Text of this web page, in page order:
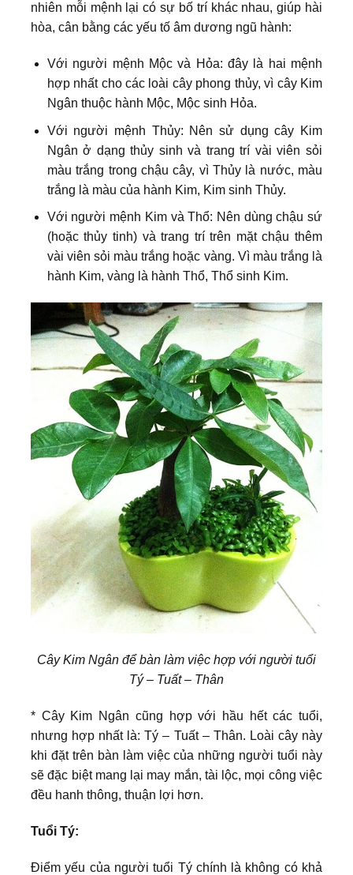
nhiên mỗi mệnh lại có sự bố trí khác nhau, giúp hài
hòa, cân bằng các yếu tố âm dương ngũ hành:
Với người mệnh Mộc và Hỏa: đây là hai mệnh
hợp nhất cho các loài cây phong thủy, vì cây Kim
Ngân thuộc hành Mộc, Mộc sinh Hỏa.
Với người mệnh Thủy: Nên sử dụng cây Kim
Ngân ở dạng thủy sinh và trang trí vài viên sỏi
màu trắng trong chậu cây, vì Thủy là nước, màu
trắng là màu của hành Kim, Kim sinh Thủy.
Với người mệnh Kim và Thổ: Nên dùng chậu sứ
(hoặc thủy tinh) và trang trí trên mặt chậu thêm
vài viên sỏi màu trắng hoặc vàng. Vì màu trắng là
hành Kim, vàng là hành Thổ, Thổ sinh Kim.
Cây Kim Ngân để bàn làm việc hợp với người tuổi
Tý – Tuất – Thân
* Cây Kim Ngân cũng hợp với hầu hết các tuổi,
nhưng hợp nhất là: Tý – Tuất – Thân. Loài cây này
khi đặt trên bàn làm việc của những người tuổi này
sẽ đặc biệt mang lại may mắn, tài lộc, mọi công việc
đều hanh thông, thuận lợi hơn.
Tuổi Tý:
Điểm yếu của người tuổi Tý chính là không có khả